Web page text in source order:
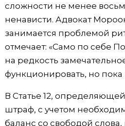
сложности не менее
ненависти. Адвокат
занимается проблемой
отмечает: «Само по себе
на редкость
функционировать, но пока
В Статье 12,
штраф, с учетом
баланс со свободой слова,